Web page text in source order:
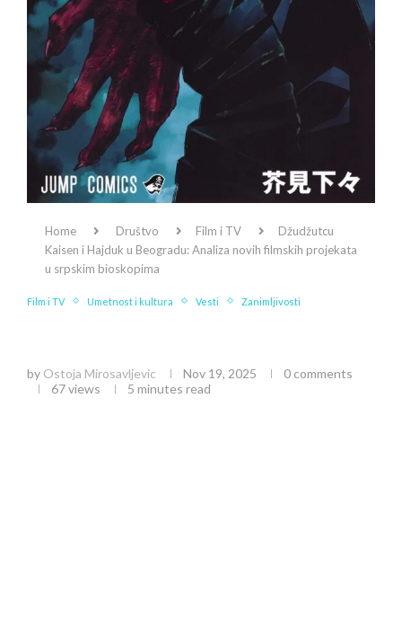
Home Društvo Film i TV
Džudžutcu
Kaisen i Hajduk u Beogradu: Analiza novih filmskih projekata
u srpskim bioskopima
Film i TV Umetnost i kultura Vesti Zanimljivosti
by Ostoja Mirosavljevic Nov 19, 2025
0 comments
67views 5 minutes read